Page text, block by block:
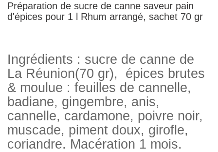
Préparation de sucre de canne saveur pain
d'épices pour 1 l Rhum arrangé, sachet 70 gr
Ingrédients : sucre de canne de
La Réunion(70 gr), épices brutes
& moulue : feuilles de cannelle,
badiane, gingembre, anis,
cannelle, cardamone, poivre noir,
muscade, piment doux, girofle,
coriandre. Macération 1 mois.